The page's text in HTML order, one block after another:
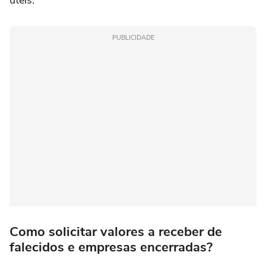
PUBLICIDADE
Como solicitar valores a receber de
falecidos e empresas encerradas?